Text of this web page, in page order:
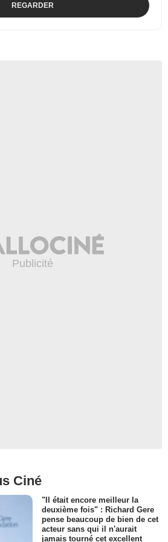
REGARDER
Ciné
"Il était encore meilleur la
deuxième fois" : Richard Gere
pense beaucoup de bien de cet
acteur sans qui il n'aurait
jamais tourné cet excellent